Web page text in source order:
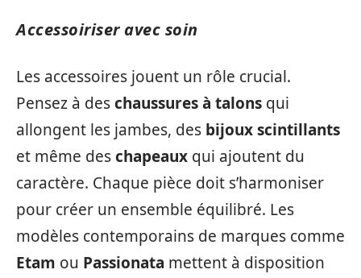
Accessoiriser avec soin
Les accessoires jouent un rôle crucial.
Pensez à deschaussures à talons qui
allongent les jambes, des bijoux scintillants
et même deschapeaux qui ajoutent du
caractère. Chaque pièce doit s’harmoniser
pour créer un ensemble équilibré. Les
modèles contemporains de marques comme
Etam ou Passionata mettent à disposition